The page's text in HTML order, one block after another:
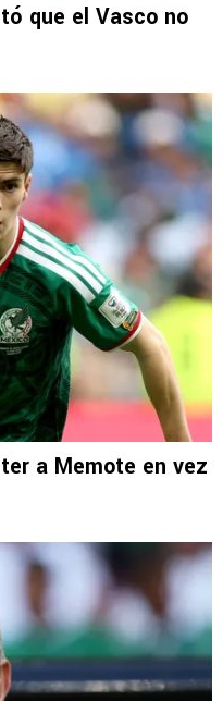
que el Vasco no
a Memote en vez